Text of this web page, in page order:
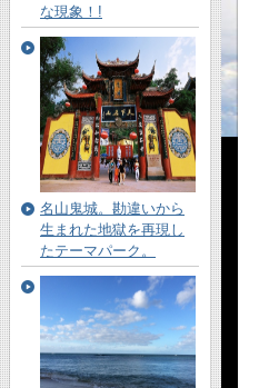
な現象！!
名山鬼城。勘違いから
生まれた地獄を再現し
たテーマパーク。